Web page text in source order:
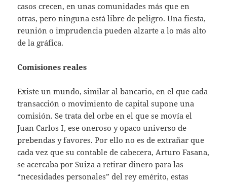
casos crecen, en unas comunidades más que en
otras, pero ninguna está libre de peligro. Una fiesta,
reunión o imprudencia pueden alzarte a lo más alto
de la gráfica.
Comisiones reales
Existe un mundo, similar al bancario, en el que cada
transacción o movimiento de capital supone una
comisión. Se trata del orbe en el que se movía el
Juan Carlos I, ese oneroso y opaco universo de
prebendas y favores. Por ello no es de extrañar que
cada vez que su contable de cabecera, Arturo Fasana,
se acercaba por Suiza a retirar dinero para las
“necesidades personales” del rey emérito, estas